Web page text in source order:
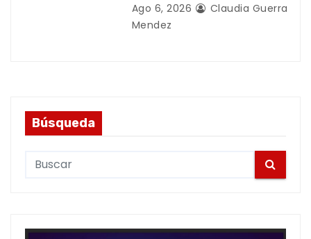
Ago 6, 2026
Claudia Guerra
Mendez
Búsqueda